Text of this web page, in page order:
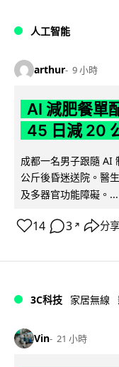
人工智能
arthur 9 小時
AI 減肥餐單
45 日減 20
成都一名男子跟隨 AI
公斤後昏迷送院。醫
及多器官功能障礙。...
14 3 ↗ 分享
3C科技 家居無線
Vin 21 小時